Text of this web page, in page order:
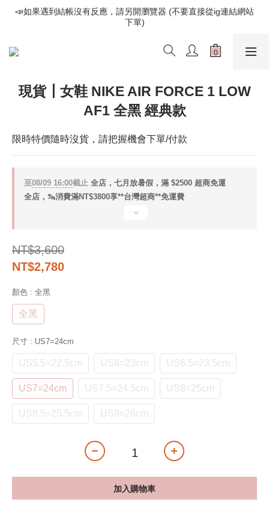
📣如果遇到結帳沒有反應，請另開瀏覽器 (不要直接從ig連結網站
下單)
📣如果遇到結帳沒有反應，請另開瀏覽器 (不要直接從ig連結網站
下單)
歡迎光臨૮⍝• ᴥ •⍝ა 新品請追蹤官方INSTAGRAM
下單)
現貨┃女鞋 NIKE AIR FORCE 1 LOW
AF1 全黑 經典款
限時特價隨時沒貨，請把握機會下單/付款
至08/09 16:00截止 全店，七月放暑假，滿 $2500 超商免運
全店，🦦消費滿NT$3800享**台灣超商**免運費
NT$3,600
NT$2,780
顏色 : 全黑
全黑
尺寸 : US7=24cm
US5.5=22.5cm US6=23cm US6.5=23.5cm
US7=24cm US7.5=24.5cm US8=25cm
US8.5=25.5cm US9=26cm
加入購物車